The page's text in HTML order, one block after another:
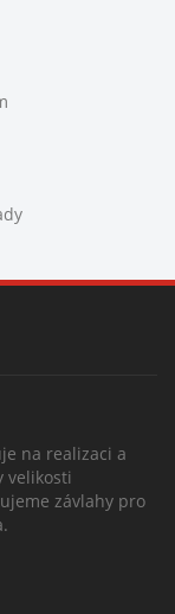
na realizaci a
velikosti
závlahy pro